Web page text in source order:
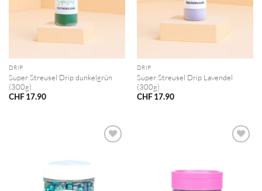
DRIP
Super Streusel Drip dunkelgrün
(300g)
CHF17.90
DRIP
Super Streusel Drip Lavendel
(300g)
CHF17.90